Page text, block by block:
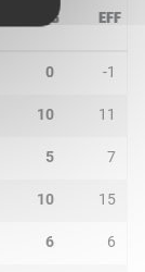
PTS EFF
0 -1
10 11
5 7
10 15
6 6